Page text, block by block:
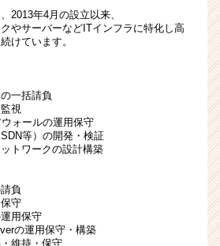
2013年4月の設立以来、
やサーバーなどITインフラに特化し高
けています。
一括請負
視
ォールの運用保守
等）の開発・検証
トワークの設計構築
負
守
用保守
の運用保守・構築
維持・保守